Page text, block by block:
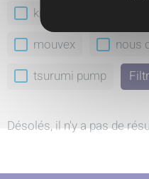
krautzberger
mouvex
nous
tsurumi pump
Désolés, il n'y a pas de